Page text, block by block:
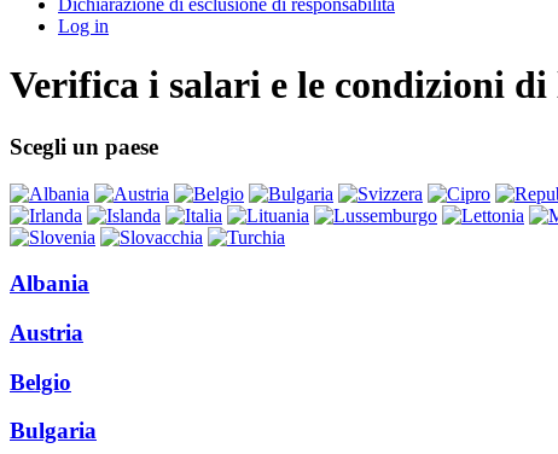
Dichiarazione di esclusione di responsabilità
Log in
Verifica i salari e le condizioni di
Scegli un paese
Albania
Austria
Belgio
Bulgaria